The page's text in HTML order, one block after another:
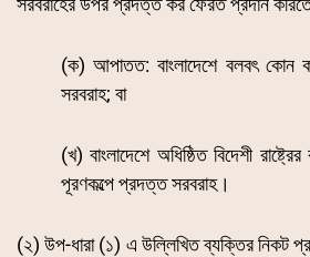
(ক) আপাতত: বাংলাদেশে বলবৎ কোন
সরবরাহ; বা
(খ) বাংলাদেশে অধিষ্ঠিত বিদেশী
পূরণকল্পে প্রদত্ত সরবরাহ।
(২) উপ-ধারা (১) এ উল্লিখিত ব্যক্তির নিকট